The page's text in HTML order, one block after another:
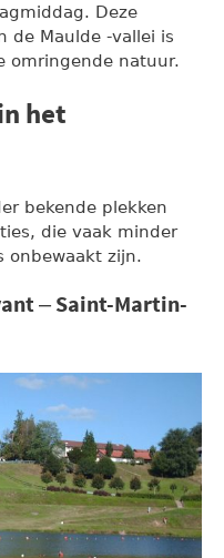
Deze
de Maulde -vallei is
omringende natuur.
het
bekende plekken
die vaak minder
onbewaakt zijn.
– Saint-Martin-